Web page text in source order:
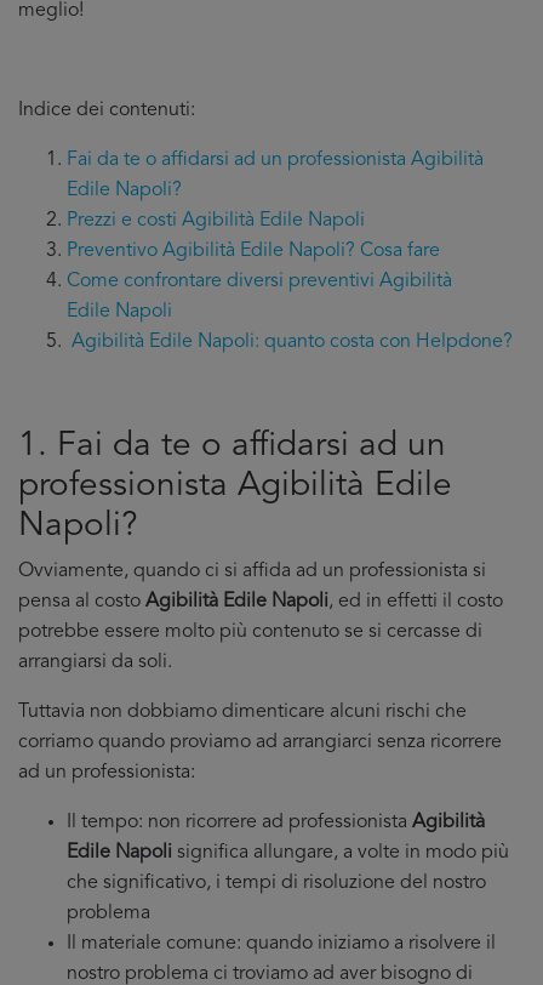
meglio!
Indice dei contenuti:
Fai da te o affidarsi ad un professionista Agibilità
Edile Napoli?
Prezzi e costi Agibilità Edile Napoli
Preventivo Agibilità Edile Napoli? Cosa fare
Come confrontare diversi preventivi Agibilità
Edile Napoli
Agibilità Edile Napoli: quanto costa con Helpdone?
1. Fai da te o affidarsi ad un
professionista Agibilità Edile
Napoli?
Ovviamente, quando ci si affida ad un professionista si
pensa al costo Agibilità Edile Napoli, ed in effetti il costo
potrebbe essere molto più contenuto se si cercasse di
arrangiarsi da soli.
Tuttavia non dobbiamo dimenticare alcuni rischi che
corriamo quando proviamo ad arrangiarci senza ricorrere
ad un professionista:
Il tempo: non ricorrere ad professionista Agibilità
Edile Napoli significa allungare, a volte in modo più
che significativo, i tempi di risoluzione del nostro
problema
Il materiale comune: quando iniziamo a risolvere il
nostro problema ci troviamo ad aver bisogno di